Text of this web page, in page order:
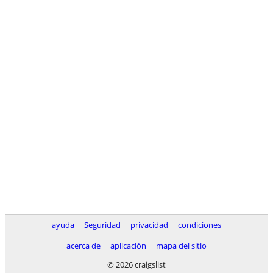
ayuda Seguridad privacidad
condiciones
acerca de
aplicación
mapa del sitio
© 2026 craigslist